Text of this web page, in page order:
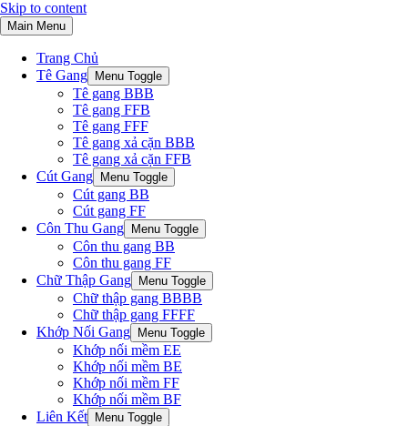
Skip to content
Main Menu
Trang Chủ
Tê Gang
Menu Toggle
Tê gang BBB
Tê gang FFB
Tê gang FFF
Tê gang xả cặn BBB
Tê gang xả cặn FFB
Cút Gang
Menu Toggle
Cút gang BB
Cút gang FF
Côn Thu Gang
Menu Toggle
Côn thu gang BB
Côn thu gang FF
Chữ Thập Gang
Menu Toggle
Chữ thập gang BBBB
Chữ thập gang FFFF
Khớp Nối Gang
Menu Toggle
Khớp nối mềm EE
Khớp nối mềm BE
Khớp nối mềm FF
Khớp nối mềm BF
Liên Kết
Menu Toggle